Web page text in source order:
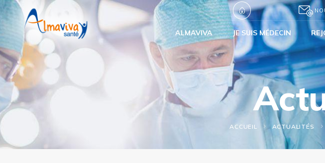
ALMAVIVA JE SUIS MÉDECIN
ACCUEIL ACTUALITÉS
Panneau de gestion des cookies